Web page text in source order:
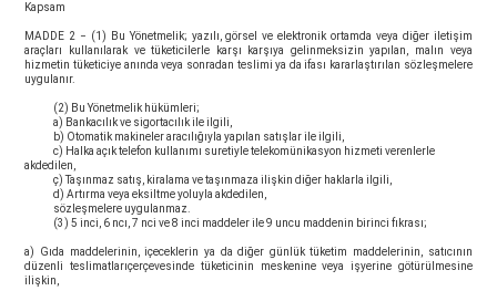
Kapsam
MADDE 2 − (1) Bu Yönetmelik; yazılı, görsel ve elektronik ortamda veya diğer iletişim
araçları kullanılarak ve tüketicilerle karşı karşıya gelinmeksizin yapılan, malın veya
hizmetin tüketiciye anında veya sonradan teslimi ya da ifası kararlaştırılan sözleşmelere
uygulanır.
(2) Bu Yönetmelik hükümleri;
a) Bankacılık ve sigortacılık ile ilgili,
b) Otomatik makineler aracılığıyla yapılan satışlar ile ilgili,
c) Halka açık telefon kullanımı suretiyle telekomünikasyon hizmeti verenlerle
akdedilen,
ç) Taşınmaz satış, kiralama ve taşınmaza ilişkin diğer haklarla ilgili,
d) Artırma veya eksiltme yoluyla akdedilen,
sözleşmelere uygulanmaz.
(3) 5 inci, 6 ncı, 7 nci ve 8 inci maddeler ile 9 uncu maddenin birinci fıkrası;
a) Gıda maddelerinin, içeceklerin ya da diğer günlük tüketim maddelerinin, satıcının
düzenli teslimatlarıçerçevesinde tüketicinin meskenine veya işyerine götürülmesine
ilişkin,
Facebook